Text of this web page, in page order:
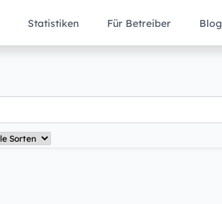
Statistiken Für Betreiber Blog